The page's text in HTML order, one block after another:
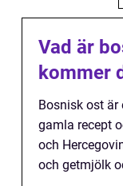
Vad är
kommer
Bosnisk ost
gamla recept
och
och getmjölk